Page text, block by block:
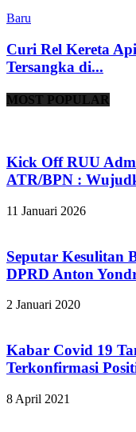
Baru
Curi Rel Kereta
Tersangka di...
MOST POPULAR
Kick Off RUU
ATR/BPN :
11 Januari 2026
Seputar Kesulitan
DPRD Anton
2 Januari 2020
Kabar Covid 19
Terkonfirmasi
8 April 2021